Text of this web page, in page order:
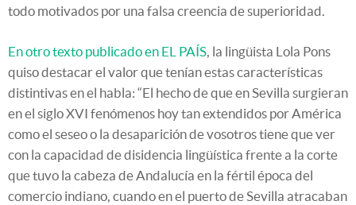
todo motivados por una falsa creencia de superioridad.
En otro texto publicado en EL PAÍS, la lingüista Lola Pons
quiso destacar el valor que tenían estas características
distintivas en el habla: “El hecho de que en Sevilla surgieran
en el siglo XVI fenómenos hoy tan extendidos por América
como el seseo o la desaparición de vosotros tiene que ver
con la capacidad de disidencia lingüística frente a la corte
que tuvo la cabeza de Andalucía en la fértil época del
comercio indiano, cuando en el puerto de Sevilla atracaban